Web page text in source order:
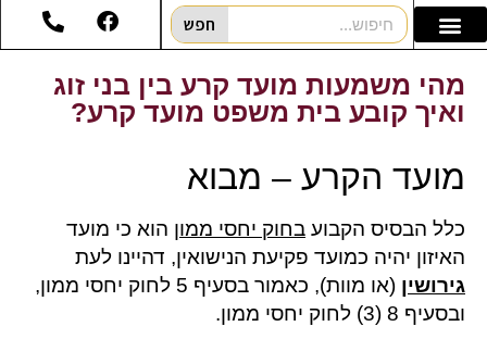
חפש
מהי משמעות מועד קרע בין בני זוג
ואיך קובע בית משפט מועד קרע?
מועד הקרע – מבוא
כלל הבסיס הקבוע בחוק יחסי ממון הוא כי מועד
האיזון יהיה כמועד פקיעת הנישואין, דהיינו לעת
גירושין
(או מוות), כאמור בסעיף 5 לחוק יחסי ממון,
ובסעיף 8 (3) לחוק יחסי ממון.